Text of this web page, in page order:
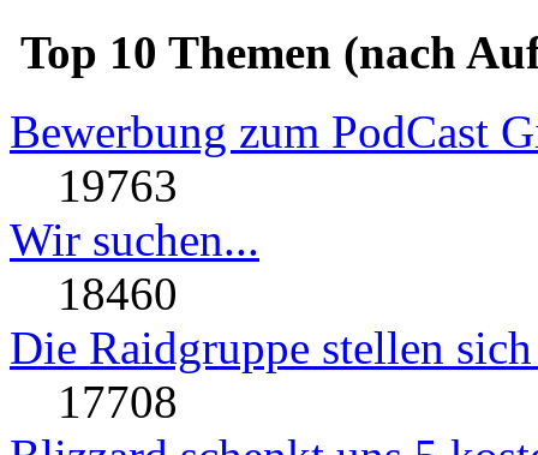
Top 10 Themen (nach
Bewerbung zum PodCast
19763
Wir suchen...
18460
Die Raidgruppe stellen
17708